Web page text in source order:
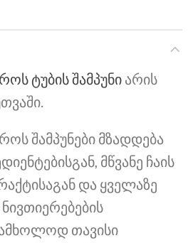
ტუბის შამპუნი არის
შამპუნები მზადდება
მწვანე ჩაის
და ყველაზე
თავისი